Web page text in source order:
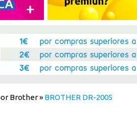
Brother» BROTHER DR-2005